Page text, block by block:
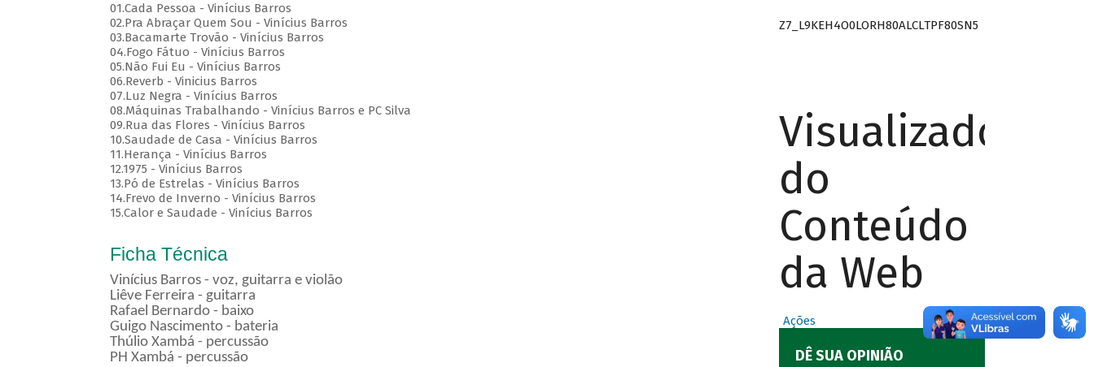
01.Cada Pessoa - Vinícius Barros
02.Pra Abraçar Quem Sou - Vinícius Barros
03.Bacamarte Trovão - Vinícius Barros
04.Fogo Fátuo - Vinícius Barros
05.Não Fui Eu - Vinícius Barros
06.Reverb - Vinicius Barros
07.Luz Negra - Vinícius Barros
08.Máquinas Trabalhando - Vinícius Barros e PC Silva
09.Rua das Flores - Vinícius Barros
10.Saudade de Casa - Vinícius Barros
11.Herança - Vinícius Barros
12.1975 - Vinícius Barros
13.Pó de Estrelas - Vinícius Barros
14.Frevo de Inverno - Vinícius Barros
15.Calor e Saudade - Vinícius Barros
Ficha Técnica
Vinícius Barros - voz, guitarra e violão
Liêve Ferreira - guitarra
Rafael Bernardo - baixo
Guigo Nascimento - bateria
Thúlio Xambá - percussão
PH Xambá - percussão
Z7_L9KEH4O0LORH80ALCLTPF80SN5
Visualizador
do
Conteúdo
da Web
Ações
DÊ SUA OPINIÃO